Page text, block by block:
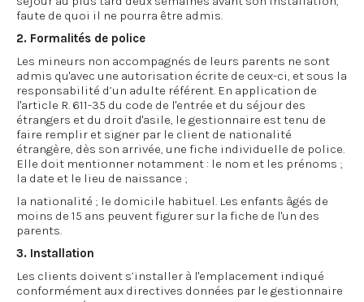
faute de quoi il ne pourra être admis.
2. Formalités de police
Les mineurs non accompagnés de leurs parents ne sont
admis qu'avec une autorisation écrite de ceux-ci, et sous la
responsabilité d’un adulte référent. En application de
l'article R. 611-35 du code de l'entrée et du séjour des
étrangers et du droit d'asile, le gestionnaire est tenu de
faire remplir et signer par le client de nationalité
étrangère, dès son arrivée, une fiche individuelle de police.
Elle doit mentionner notamment : le nom et les prénoms ;
la date et le lieu de naissance ;
la nationalité ; le domicile habituel. Les enfants âgés de
moins de 15 ans peuvent figurer sur la fiche de l'un des
parents.
3. Installation
Les clients doivent s’installer à l'emplacement indiqué
conformément aux directives données par le gestionnaire